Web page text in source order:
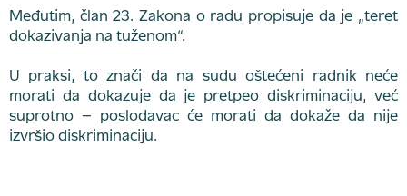
Međutim, član 23. Zakona o radu propisuje da je „teret
dokazivanja na tuženom“.
U praksi, to znači da na sudu oštećeni radnik neće
morati da dokazuje da je pretpeo diskriminaciju, već
suprotno – poslodavac će morati da dokaže da nije
izvršio diskriminaciju.